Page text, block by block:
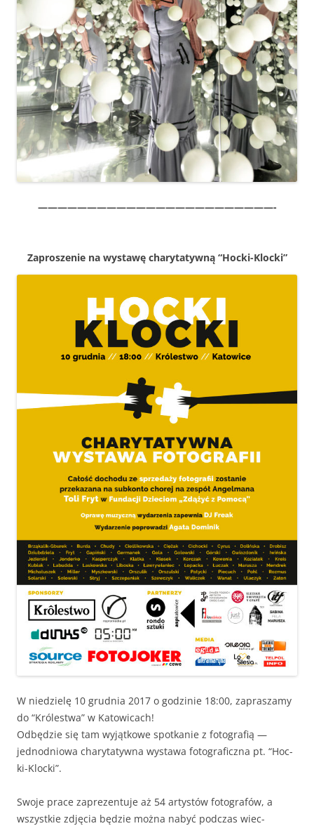
————————————————————————-
Zaprosze­nie na wys­tawę chary­taty­wną “Hoc­ki-Kloc­ki”
W niedzielę 10 grud­nia 2017 o godzinie 18:00, zaprasza­my
do “Królest­wa” w Katowicach!
Odbędzie się tam wyjątkowe spotkanie z fotografią —
jednod­niowa chary­taty­w­na wys­tawa fotograficz­na pt. “Hoc­
ki-Kloc­ki”.
Swo­je prace zaprezen­tu­je aż 54 artys­tów fotografów, a
wszys­tkie zdję­cia będzie moż­na nabyć pod­czas wiec­